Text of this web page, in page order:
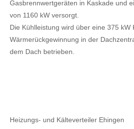
Gasbrennwertgeräten in Kaskade und
von 1160 kW versorgt.
Die Kühlleistung wird über eine 375 kW
Wärmerückgewinnung in der
dem Dach betrieben.
Heizungs- und Kälteverteiler Ehingen